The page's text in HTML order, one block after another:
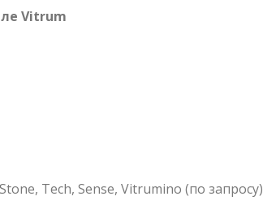
Vitrum
Tech, Sense, Vitrumino (по запросу)